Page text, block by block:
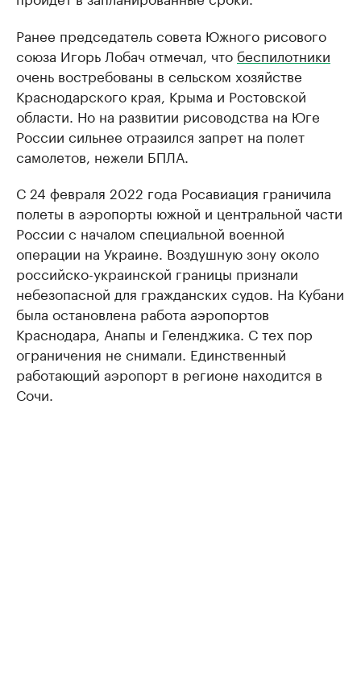
Ранее председатель совета Южного рисового
союза Игорь Лобач отмечал, что беспилотники
очень востребованы в сельском хозяйстве
Краснодарского края, Крыма и Ростовской
области. Но на развитии рисоводства на Юге
России сильнее отразился запрет на полет
самолетов, нежели БПЛА.
С 24 февраля 2022 года Росавиация граничила
полеты в аэропорты южной и центральной части
России с началом специальной военной
операции на Украине. Воздушную зону около
российско-украинской границы признали
небезопасной для гражданских судов. На Кубани
была остановлена работа аэропортов
Краснодара, Анапы и Геленджика. С тех пор
ограничения не снимали. Единственный
работающий аэропорт в регионе находится в
Сочи.